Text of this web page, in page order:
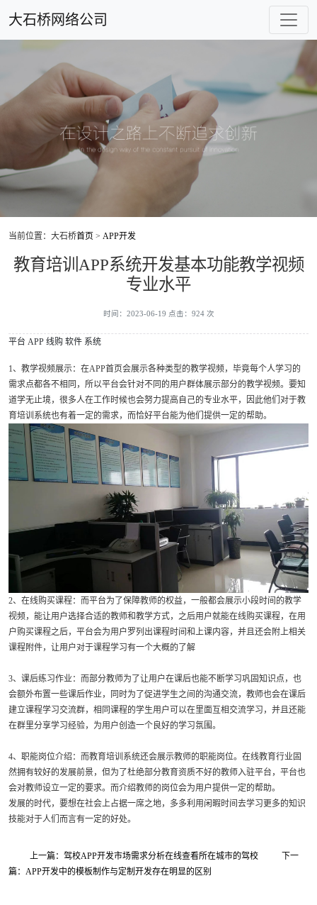
大石桥网络公司
当前位置：大石桥首页 > APP开发
教育培训APP系统开发基本功能教学视频
专业水平
时间：2023-06-19 点击：924 次
平台 APP 线购 软件 系统
1、教学视频展示：在APP首页会展示各种类型的教学视频，毕竟每个人学习的
需求点都各不相同，所以平台会针对不同的用户群体展示部分的教学视频。要知
道学无止境，很多人在工作时候也会努力提高自己的专业水平，因此他们对于教
育培训系统也有着一定的需求，而恰好平台能为他们提供一定的帮助。
2、在线购买课程：而平台为了保障教师的权益，一般都会展示小段时间的教学
视频，能让用户选择合适的教师和教学方式，之后用户就能在线购买课程，在用
户购买课程之后，平台会为用户罗列出课程时间和上课内容，并且还会附上相关
课程附件，让用户对于课程学习有一个大概的了解
3、课后练习作业：而部分教师为了让用户在课后也能不断学习巩固知识点，也
会额外布置一些课后作业，同时为了促进学生之间的沟通交流，教师也会在课后
建立课程学习交流群，相同课程的学生用户可以在里面互相交流学习，并且还能
在群里分享学习经验，为用户创造一个良好的学习氛围。
4、职能岗位介绍：而教育培训系统还会展示教师的职能岗位。在线教育行业固
然拥有较好的发展前景，但为了杜绝部分教育资质不好的教师入驻平台，平台也
会对教师设立一定的要求。而介绍教师的岗位会为用户提供一定的帮助。
发展的时代，要想在社会上占据一席之地，多多利用闲暇时间去学习更多的知识
技能对于人们而言有一定的好处。
上一篇：驾校APP开发市场需求分析在线查看所在城市的驾校
下一
篇：APP开发中的模板制作与定制开发存在明显的区别